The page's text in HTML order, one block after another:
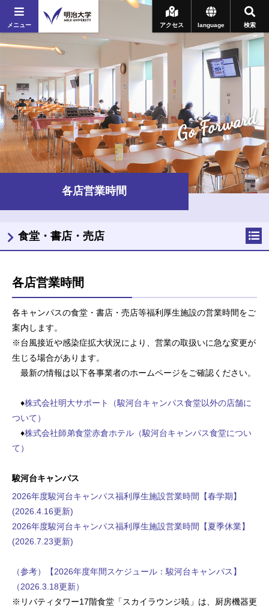
メニュー 検索
language
アクセス
Go Forward
各店営業時間
各店営業時間
各キャンパスの食堂・書店・売店等福利厚生施設の営業時間をご
案内します。
※台風接近や感染症拡大状況により、営業の取扱いに急な変更が
生じる場合があります。
最新の情報は以下各事業者のホームページをご確認ください。
♦株式会社明大サポート（駿河台キャンパス食堂以外の店舗に
ついて）
♦株式会社師弟食堂赤倉ホテル（駿河台キャンパス食堂につい
て）
駿河台キャンパス
2026年度駿河台キャンパス福利厚生施設営業時間【春学期】
(2026.4.16更新)
2026年度駿河台キャンパス福利厚生施設営業時間【夏季休業】
(2026.7.23更新)
（参考）【2026年度年間スケジュール：駿河台キャンパス】
（2026.3.18更新）
※リバティタワー17階食堂「スカイラウンジ暁」は、厨房機器更
食堂・書店・売店